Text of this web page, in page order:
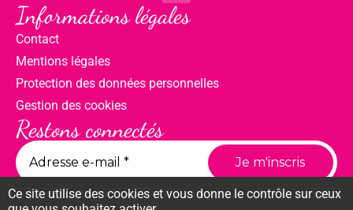
Informations légales
Contact
Mentions légales
Protection des données personnelles
Gestion des cookies
Restons connectés
Ce site utilise des cookies et vous donne le contrôle sur ceux